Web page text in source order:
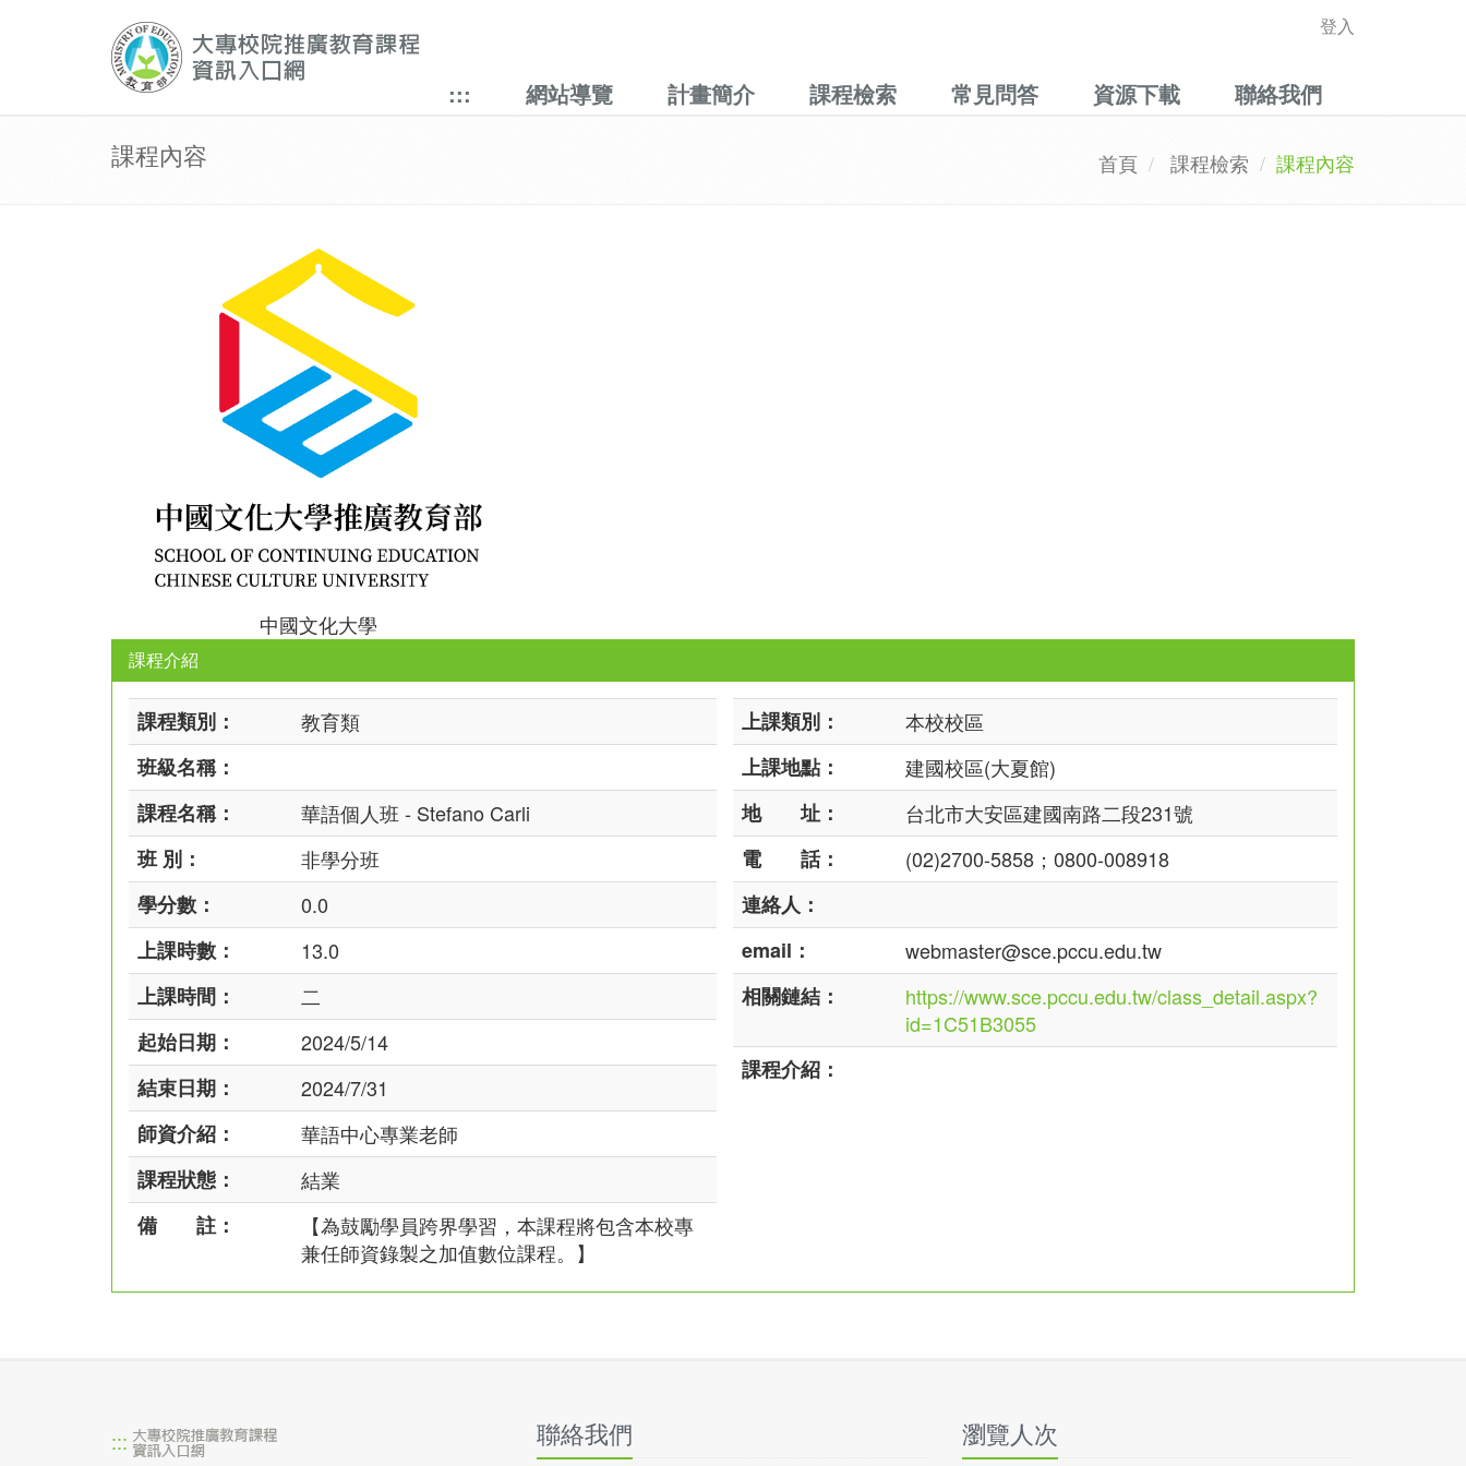
登入
::: 網站導覽 計畫簡介 課程檢索 常見問答 資源下載 聯絡我們
課程內容 首頁 課程檢索 課程內容
中國文化大學
課程介紹
課程類別：
教育類
班級名稱：
課程名稱：
華語個人班 - Stefano Carli
班 別：
非學分班
學分數：
0.0
上課時數：
13.0
上課時間：
二
起始日期：
2024/5/14
結束日期：
2024/7/31
師資介紹：
華語中心專業老師
課程狀態：
結業
備 註：
【為鼓勵學員跨界學習，本課程將包含本校專
兼任師資錄製之加值數位課程。】
上課類別：
本校校區
上課地點：
建國校區(大夏館)
地 址：
台北市大安區建國南路二段231號
電 話：
(02)2700-5858；0800-008918
連絡人：
email：
webmaster@sce.pccu.edu.tw
相關鏈結：
https://www.sce.pccu.edu.tw/class_detail.aspx?
id=1C51B3055
課程介紹：
::: 聯絡我們 瀏覽人次